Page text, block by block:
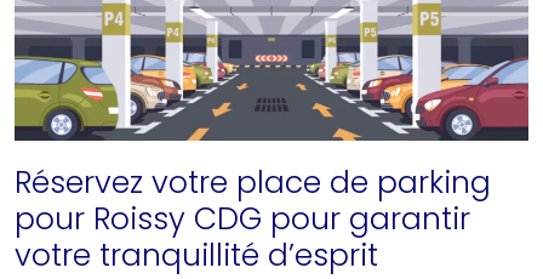
Réservez votre place de parking
pour Roissy CDG pour garantir
votre tranquillité d’esprit